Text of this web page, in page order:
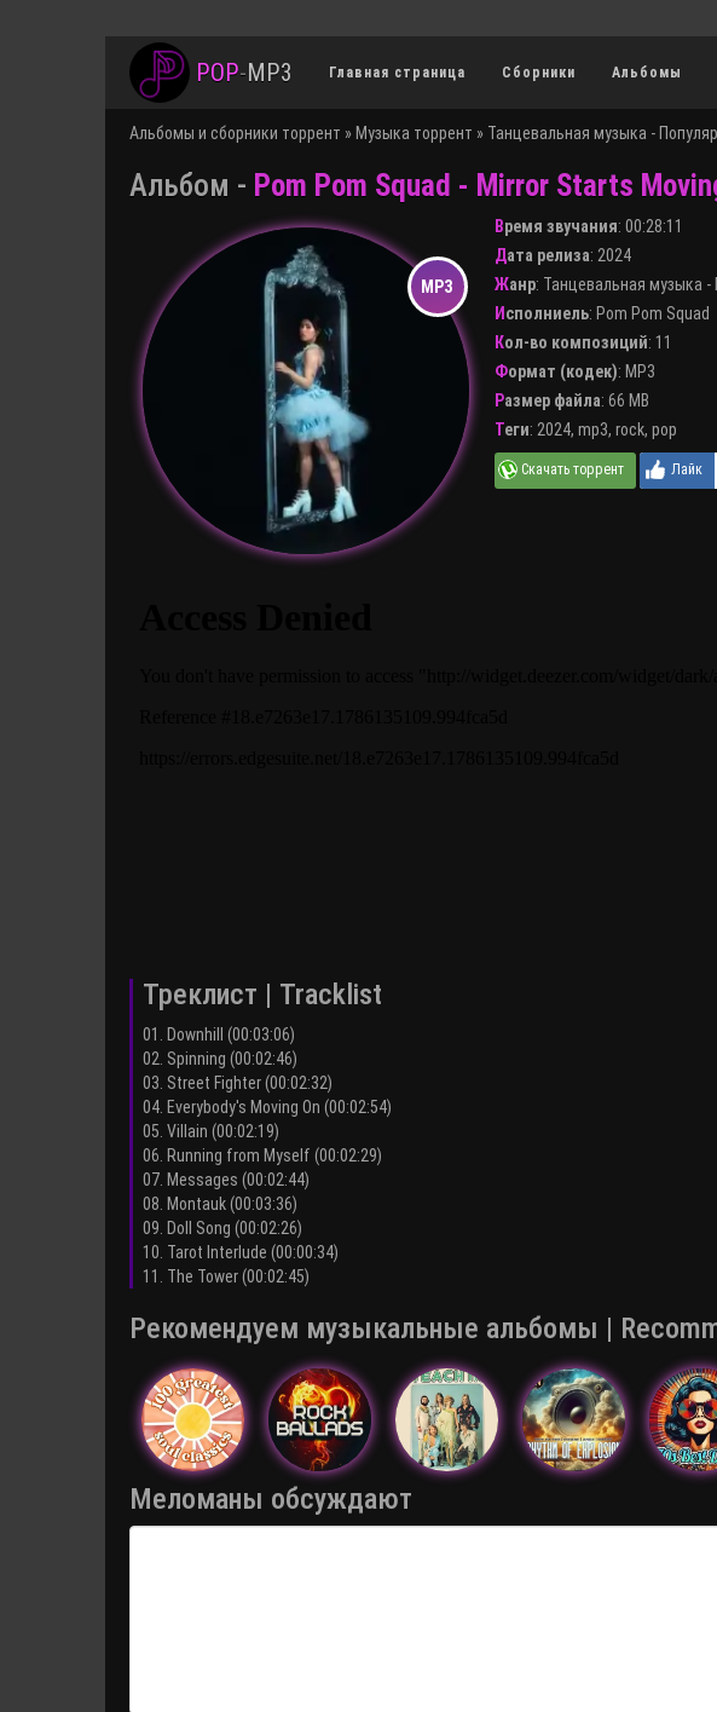
POP-MP3 Главная страница Сборники Альбомы
Альбомы и сборники торрент » Музыка торрент » Танцевальная музыка -
Альбом - Pom Pom Squad - Mirror Starts
Время звучания: 00:28:11
Дата релиза: 2024
Жанр: Танцевальная музыка -
Исполниель: Pom Pom Squad
Кол-во композиций: 11
Формат (кодек): MP3
Размер файла: 66 MB
Теги: 2024, mp3, rock, pop
Треклист | Tracklist
01. Downhill (00:03:06)
02. Spinning (00:02:46)
03. Street Fighter (00:02:32)
04. Everybody's Moving On (00:02:54)
05. Villain (00:02:19)
06. Running from Myself (00:02:29)
07. Messages (00:02:44)
08. Montauk (00:03:36)
09. Doll Song (00:02:26)
10. Tarot Interlude (00:00:34)
11. The Tower (00:02:45)
Рекомендуем музыкальные альбомы |
Меломаны обсуждают